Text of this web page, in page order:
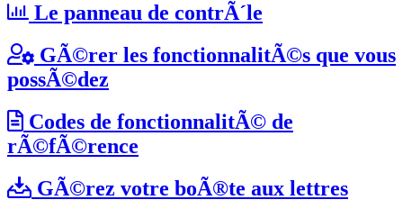
Le panneau de contrÃ´le
GÃ©rer les fonctionnalitÃ©s que vous
possÃ©dez
Codes de fonctionnalitÃ© de
rÃ©fÃ©rence
GÃ©rez votre boÃ®te aux lettres